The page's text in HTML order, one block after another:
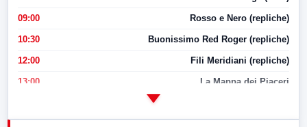
09:00 Rosso e Nero (repliche)
10:30 Buonissimo Red Roger (repliche)
12:00 Fili Meridiani (repliche)
13:00 La Mappa dei Piaceri